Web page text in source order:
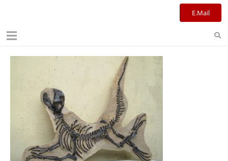
E.Mail